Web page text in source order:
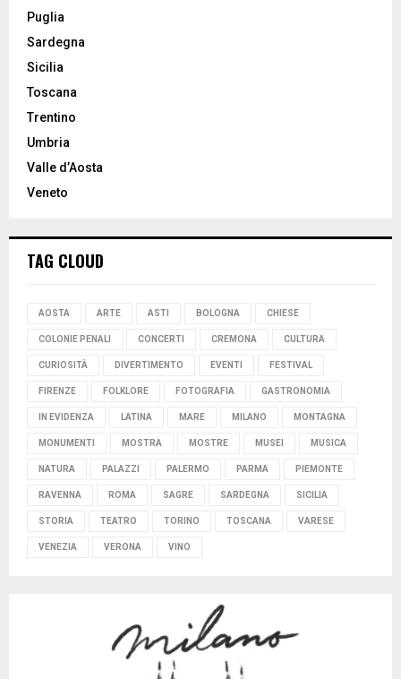
Puglia
Sardegna
Sicilia
Toscana
Trentino
Umbria
Valle d’Aosta
Veneto
TAG CLOUD
AOSTA ARTE ASTI BOLOGNA CHIESE
COLONIE PENALI CONCERTI CREMONA CULTURA
CURIOSITÀ DIVERTIMENTO EVENTI FESTIVAL
FIRENZE FOLKLORE FOTOGRAFIA GASTRONOMIA
IN EVIDENZA LATINA MARE MILANO MONTAGNA
MONUMENTI MOSTRA MOSTRE MUSEI MUSICA
NATURA PALAZZI PALERMO PARMA PIEMONTE
RAVENNA ROMA SAGRE SARDEGNA SICILIA
STORIA TEATRO TORINO TOSCANA VARESE
VENEZIA VERONA VINO